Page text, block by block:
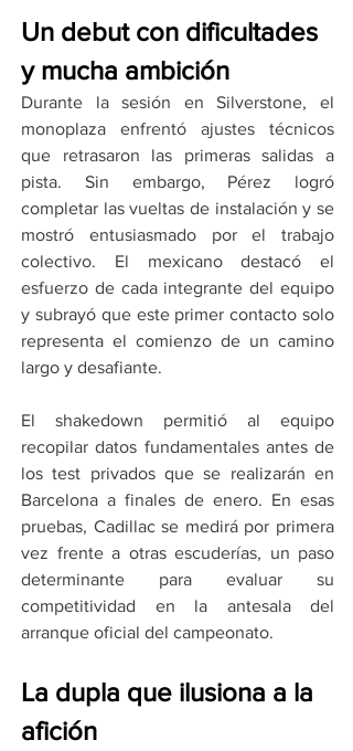
Un debut con dificultades
y mucha ambición
Durante la sesión en Silverstone, el
monoplaza enfrentó ajustes técnicos
que retrasaron las primeras salidas a
pista. Sin embargo, Pérez logró
completar las vueltas de instalación y se
mostró entusiasmado por el trabajo
colectivo. El mexicano destacó el
esfuerzo de cada integrante del equipo
y subrayó que este primer contacto solo
representa el comienzo de un camino
largo y desafiante.
El shakedown permitió al equipo
recopilar datos fundamentales antes de
los test privados que se realizarán en
Barcelona a finales de enero. En esas
pruebas, Cadillac se medirá por primera
vez frente a otras escuderías, un paso
determinante para evaluar su
competitividad en la antesala del
arranque oficial del campeonato.
La dupla que ilusiona a la
afición